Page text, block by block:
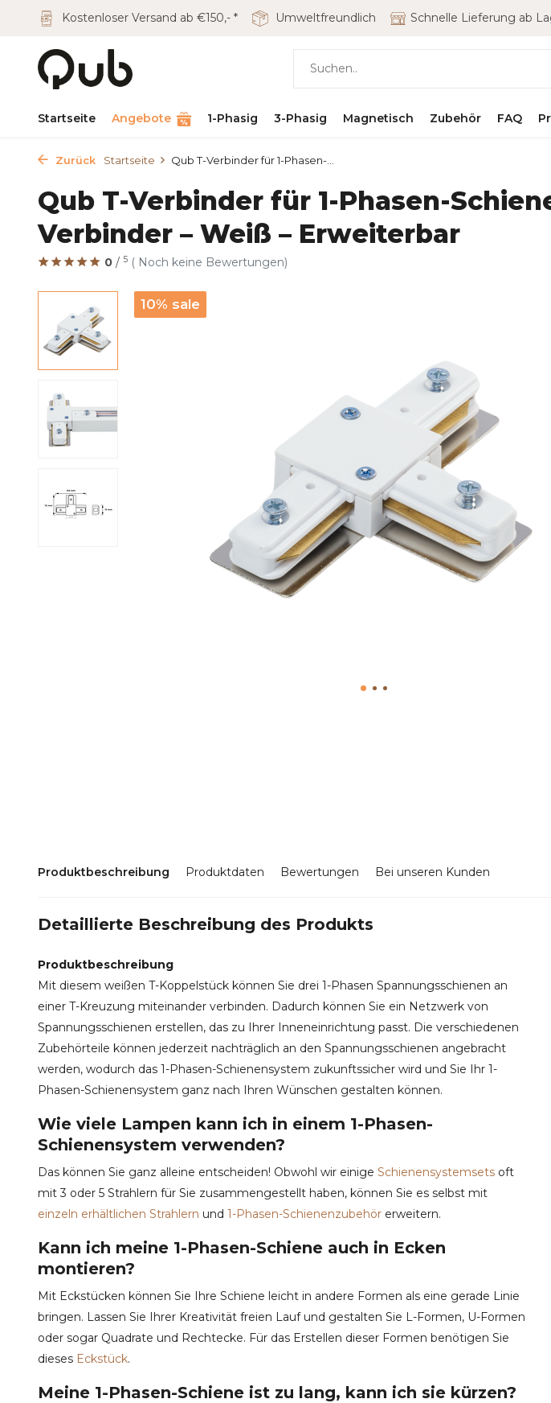
Kostenloser Versand ab €150,- * Umweltfreundlich Schnelle Lieferung ab
Startseite Angebote 1-Phasig 3-Phasig Magnetisch Zubehör FAQ
Zurück Startseite Qub T-Verbinder für 1-Phasen-...
Qub T-Verbinder für 1-Phasen-
Verbinder – Weiß – Erweiterbar
0 / 5 ( Noch keine Bewertungen)
10% sale
Produktbeschreibung Produktdaten Bewertungen Bei unseren Kunden
Detaillierte Beschreibung des Produkts
Produktbeschreibung
Mit diesem weißen T-Koppelstück können Sie drei 1-Phasen Spannungsschienen an
einer T-Kreuzung miteinander verbinden. Dadurch können Sie ein Netzwerk von
Spannungsschienen erstellen, das zu Ihrer Inneneinrichtung passt. Die verschiedenen
Zubehörteile können jederzeit nachträglich an den Spannungsschienen angebracht
werden, wodurch das 1-Phasen-Schienensystem zukunftssicher wird und Sie Ihr 1-
Phasen-Schienensystem ganz nach Ihren Wünschen gestalten können.
Wie viele Lampen kann ich in einem 1-Phasen-
Schienensystem verwenden?
Das können Sie ganz alleine entscheiden! Obwohl wir einige Schienensystemsets oft
mit 3 oder 5 Strahlern für Sie zusammengestellt haben, können Sie es selbst mit
einzeln erhältlichen Strahlern und 1-Phasen-Schienenzubehör erweitern.
Kann ich meine 1-Phasen-Schiene auch in Ecken
montieren?
Mit Eckstücken können Sie Ihre Schiene leicht in andere Formen als eine gerade Linie
bringen. Lassen Sie Ihrer Kreativität freien Lauf und gestalten Sie L-Formen, U-Formen
oder sogar Quadrate und Rechtecke. Für das Erstellen dieser Formen benötigen Sie
dieses Eckstück.
Meine 1-Phasen-Schiene ist zu lang, kann ich sie kürzen?